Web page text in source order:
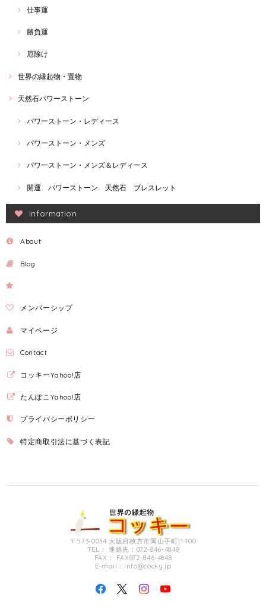
仕事運
勝負運
厄除け
世界の縁起物・置物
天然石パワーストーン
パワーストーン・レディース
パワーストーン・メンズ
パワーストーン・メンズ＆レディース
開運 パワーストーン 天然石 ブレスレット
Information
About
Blog
メンバーシップ
マイページ
Contact
コッキーYahoo!店
たんぽこYahoo!店
プライバシーポリシー
特定商取引法に基づく表記
〒573-0034 大阪府枚方市岡山手町11-100
TEL： 連絡先：072-846-4848
FAX： FAX072-846-4848
E-mail： info@cocky.jp